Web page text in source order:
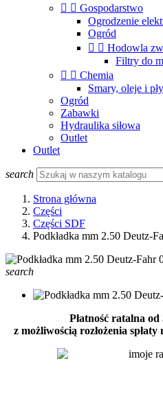
  Gospodarstwo
Ogrodzenie
Ogród
  Hodowla
Filtry do
  Chemia
Smary, oleje i
Ogród
Zabawki
Hydraulika siłowa
Outlet
Outlet
search
Strona główna
Części
Części SDF
Podkładka mm 2.50 Deutz-
search
Płatność ratalna od
z możliwością rozłożenia